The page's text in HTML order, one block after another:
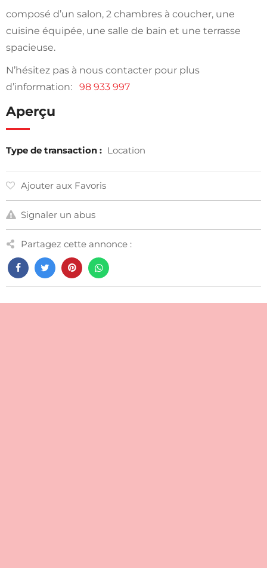
composé d’un salon, 2 chambres à coucher, une
cuisine équipée, une salle de bain et une terrasse
spacieuse.
N’hésitez pas à nous contacter pour plus
d’information: 98 933 997
Aperçu
Type de transaction : Location
Ajouter aux Favoris
Signaler un abus
Partagez cette annonce :